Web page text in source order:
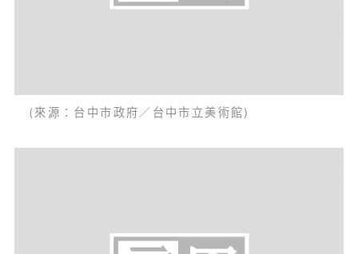
(來源：台中市政府／台中市立美術館)